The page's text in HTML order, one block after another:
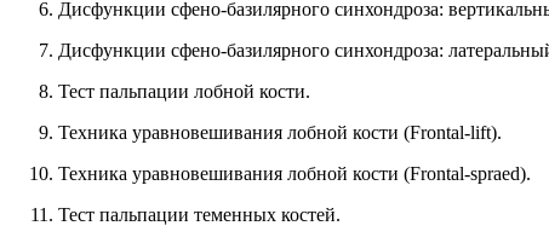
Дисфункции сфено-базилярного синхондроза:
Дисфункции сфено-базилярного синхондроза:
Тест пальпации лобной кости.
Техника уравновешивания лобной кости (Frontal-lift).
Техника уравновешивания лобной кости (Frontal-spraed).
Тест пальпации теменных костей.